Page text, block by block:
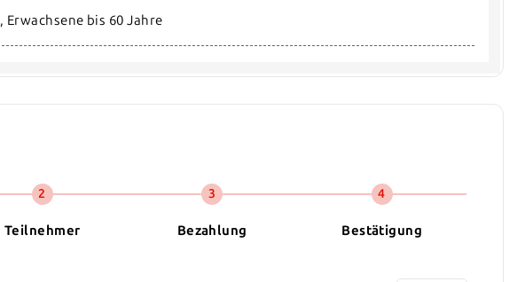
Erwachsene bis 60 Jahre
2
Teilnehmer
3
Bezahlung
4
Bestätigung